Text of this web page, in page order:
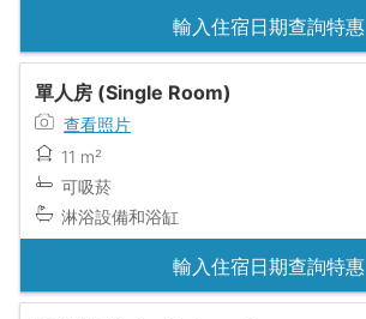
輸入住宿日期查詢特惠
單人房 (Single Room)
查看照片
11 m²
可吸菸
淋浴設備和浴缸
輸入住宿日期查詢特惠